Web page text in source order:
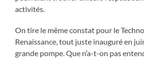
activités.
On tire le même constat pour le
Renaissance, tout juste inauguré en
grande pompe. Que n’a-t-on pas